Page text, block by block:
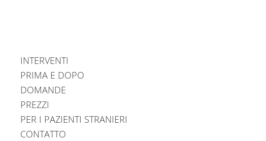
INTERVENTI
PRIMA E DOPO
DOMANDE
PREZZI
PER I PAZIENTI STRANIERI
CONTATTO